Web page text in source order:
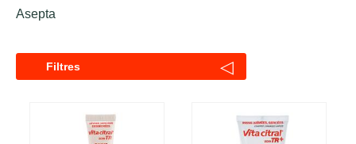
Asepta
Filtres ◁